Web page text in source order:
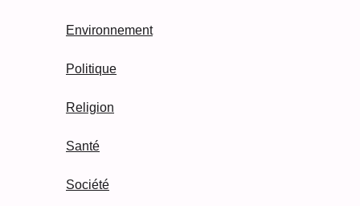
Environnement
Politique
Religion
Santé
Société